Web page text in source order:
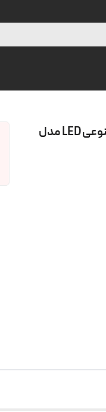
چراغ خواب آکواریومی ماهی مصنوعی LED مدل